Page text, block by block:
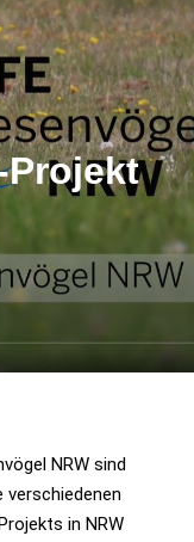
Projekt
NRW sind
in NRW